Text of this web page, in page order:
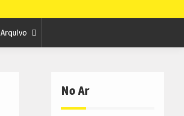
Arquivo
No Ar